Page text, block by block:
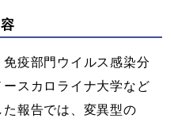
疫部門ウイルス感染分
スカロライナ大学など
報告では、変異型の